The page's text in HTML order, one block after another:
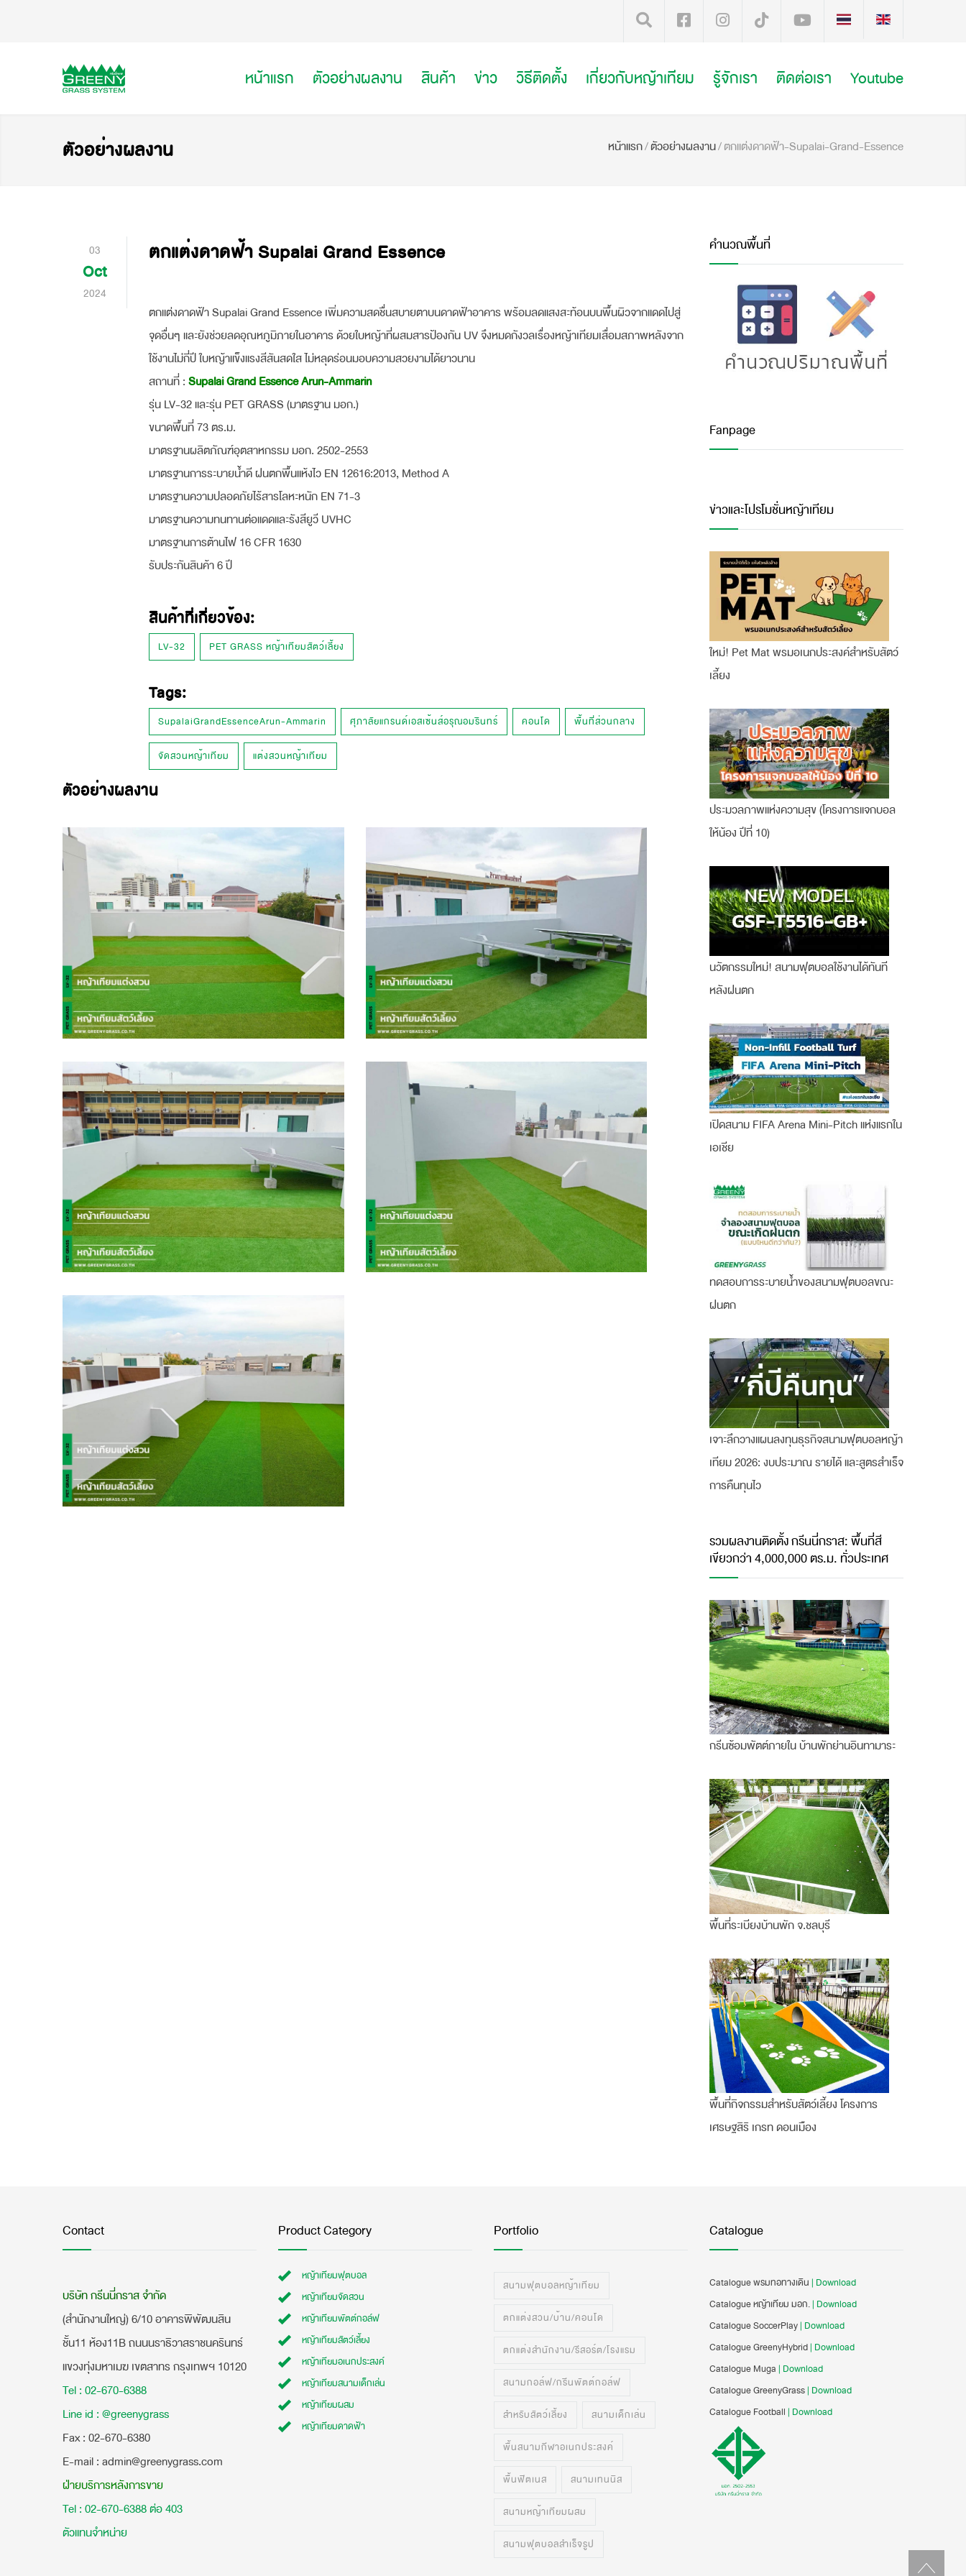
หน้าแรก ตัวอย่างผลงาน สินค้า ข่าว วิธีติดตั้ง เกี่ยวกับหญ้าเทียม รู้จักเรา ติดต่อเรา Youtube
ตัวอย่างผลงาน หน้าแรก/ตัวอย่างผลงาน/ตกแต่งดาดฟ้า-Supalai-Grand-Essence
03
Oct
2024
ตกแต่งดาดฟ้า Supalai Grand Essence
ตกแต่งดาดฟ้า Supalai Grand Essence เพิ่มความสดชื่นสบายตาบนดาดฟ้าอาคาร พร้อมลดแสงสะท้อนบนพื้นผิวจากแดดไปสู่
จุดอื่นๆ และยังช่วยลดอุณหภูมิภายในอาคาร ด้วยใบหญ้าที่ผสมสารป้องกัน UV จึงหมดกังวลเรื่องหญ้าเทียมเสื่อมสภาพหลังจาก
ใช้งานไม่กี่ปี ใบหญ้าแข็งแรงสีสันสดใส ไม่หลุดร่อนมอบความสวยงามได้ยาวนาน
สถานที่ : Supalai Grand Essence Arun-Ammarin
รุ่น LV-32 และรุ่น PET GRASS (มาตรฐาน มอก.)
ขนาดพื้นที่ 73 ตร.ม.
มาตรฐานผลิตภัณฑ์อุตสาหกรรม มอก. 2502-2553
มาตรฐานการระบายน้ำดี ฝนตกพื้นแห้งไว EN 12616:2013, Method A
มาตรฐานความปลอดภัยไร้สารโลหะหนัก EN 71-3
มาตรฐานความทนทานต่อแดดและรังสียูวี UVHC
มาตรฐานการต้านไฟ 16 CFR 1630
รับประกันสินค้า 6 ปี
สินค้าที่เกี่ยวข้อง:
LV-32 PET GRASS หญ้าเทียมสัตว์เลี้ยง
Tags:
SupalaiGrandEssenceArun-Ammarin ศุภาลัยแกรนด์เอสเซ้นส์อรุณอมรินทร์ คอนโด พื้นที่ส่วนกลาง
จัดสวนหญ้าเทียม แต่งสวนหญ้าเทียม
ตัวอย่างผลงาน
คำนวณพื้นที่
Fanpage
ข่าวและโปรโมชั่นหญ้าเทียม
ใหม่! Pet Mat พรมอเนกประสงค์สำหรับสัตว์
เลี้ยง
ประมวลภาพแห่งความสุข (โครงการแจกบอล
ให้น้อง ปีที่ 10)
นวัตกรรมใหม่! สนามฟุตบอลใช้งานได้ทันที
หลังฝนตก
เปิดสนาม FIFA Arena Mini-Pitch แห่งแรกใน
เอเชีย
ทดสอบการระบายน้ำของสนามฟุตบอลขณะ
ฝนตก
เจาะลึกวางแผนลงทุนธุรกิจสนามฟุตบอลหญ้า
เทียม 2026: งบประมาณ รายได้ และสูตรสำเร็จ
การคืนทุนไว
รวมผลงานติดตั้ง กรีนนี่กราส: พื้นที่สี
เขียวกว่า 4,000,000 ตร.ม. ทั่วประเทศ
กรีนซ้อมพัตต์ภายใน บ้านพักย่านอินทามาระ
พื้นที่ระเบียงบ้านพัก จ.ชลบุรี
พื้นที่กิจกรรมสำหรับสัตว์เลี้ยง โครงการ
เศรษฐสิริ เกรท ดอนเมือง
Contact
บริษัท กรีนนี่กราส จำกัด
(สำนักงานใหญ่) 6/10 อาคารพิพัฒนสิน
ชั้น11 ห้อง11B ถนนนราธิวาสราชนครินทร์
แขวงทุ่งมหาเมฆ เขตสาทร กรุงเทพฯ 10120
Tel : 02-670-6388
Line id : @greenygrass
​Fax : 02-670-6380
E-mail : admin@greenygrass.com
ฝ่ายบริการหลังการขาย
Tel : 02-670-6388 ต่อ 403
ตัวแทนจำหน่าย
Product Category
หญ้าเทียมฟุตบอล
หญ้าเทียมจัดสวน
หญ้าเทียมพัตต์กอล์ฟ
หญ้าเทียมสัตว์เลี้ยง
หญ้าเทียมอเนกประสงค์
หญ้าเทียมสนามเด็กเล่น
หญ้าเทียมผสม
หญ้าเทียมดาดฟ้า
Portfolio
สนามฟุตบอลหญ้าเทียม
ตกแต่งสวน/บ้าน/คอนโด
ตกแต่งสำนักงาน/รีสอร์ต/โรงแรม
สนามกอล์ฟ/กรีนพัตต์กอล์ฟ
สำหรับสัตว์เลี้ยง สนามเด็กเล่น
พื้นสนามกีฬาอเนกประสงค์
พื้นฟิตเนส สนามเทนนิส
สนามหญ้าเทียมผสม
สนามฟุตบอลสำเร็จรูป
Catalogue
Catalogue พรมทอทางเดิน | Download
Catalogue หญ้าเทียม มอก.| Download
Catalogue SoccerPlay| Download
Catalogue GreenyHybrid| Download
Catalogue Muga | Download
Catalogue GreenyGrass| Download
Catalogue Football | Download